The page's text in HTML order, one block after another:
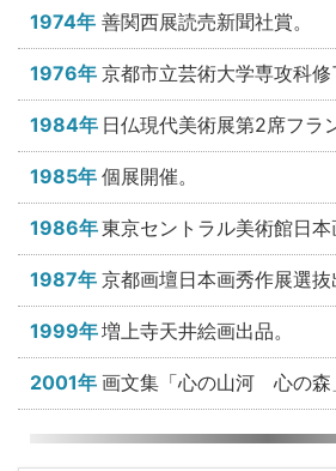
1974年 善関西展読売新聞社賞。
1976年 京都市立芸術大学専攻科修
1984年 日仏現代美術展第2席フラ
1985年 個展開催。
1986年東京セントラル美術館日本
1987年 京都画壇日本画秀作展選抜
1999年増上寺天井絵画出品。
2001年 画文集「心の山河 心の森